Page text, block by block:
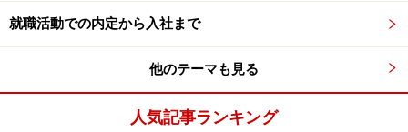
「具体的じゃない方がいい」
「価値観・世界観み
たいなものがいい」ことだ。
例えば私の例を見てほしい。一言にまとめてみると、
就職活動での内定から入社まで
他のテーマも見る
人気記事ランキング